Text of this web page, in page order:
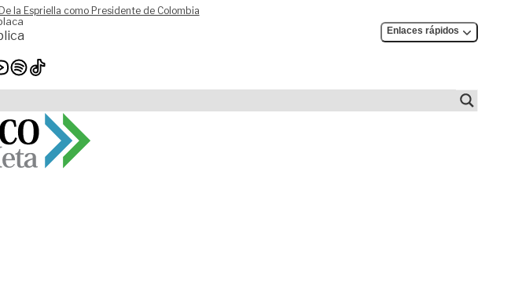
la Espriella como Presidente de Colombia
Enlaces rápidos